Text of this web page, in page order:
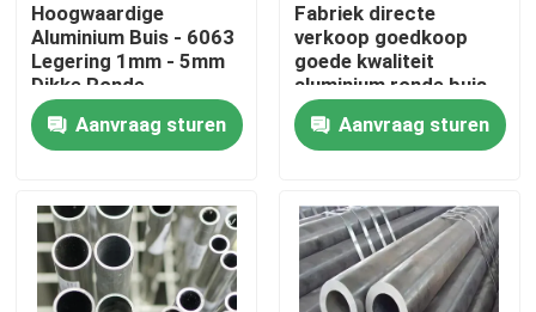
Thuis
video's
Hoogwaardige
Aluminium Buis - 6063
Legering 1mm - 5mm
Dikke Ronde
Aluminium Ronde Pijp
voor Bouwconstructie
Aanvraag sturen
Fabriek directe
verkoop goedkoop
goede kwaliteit
aluminium ronde buis
3003 serie voor
buitengebruik
Aanvraag sturen